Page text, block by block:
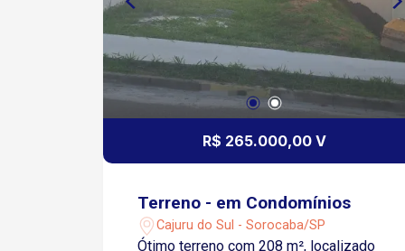
R$ 265.000,00 V
Terreno - em Condomínios
Cajuru do Sul - Sorocaba/SP
Ótimo terreno com 208 m², localizado